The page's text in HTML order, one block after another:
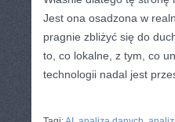
Jest ona osadzona w
pragnie zbliżyć się do
to, co lokalne, z tym, co
technologii nadal jest